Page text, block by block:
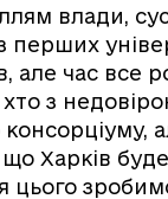
влади,
перших
але час все
хто з
консорціуму,
Харків